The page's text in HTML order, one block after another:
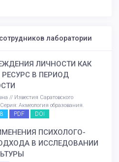
лаборатории
ЛИЧНОСТИ КАК
В ПЕРИОД
// Известия Саратовского
Акмеология образования.
PDF DOI
ПСИХОЛОГО-
В ИССЛЕДОВАНИИ